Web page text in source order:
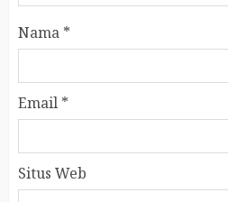
Nama *
Email *
Situs Web